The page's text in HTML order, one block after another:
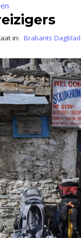
in: Brabants Dagblad